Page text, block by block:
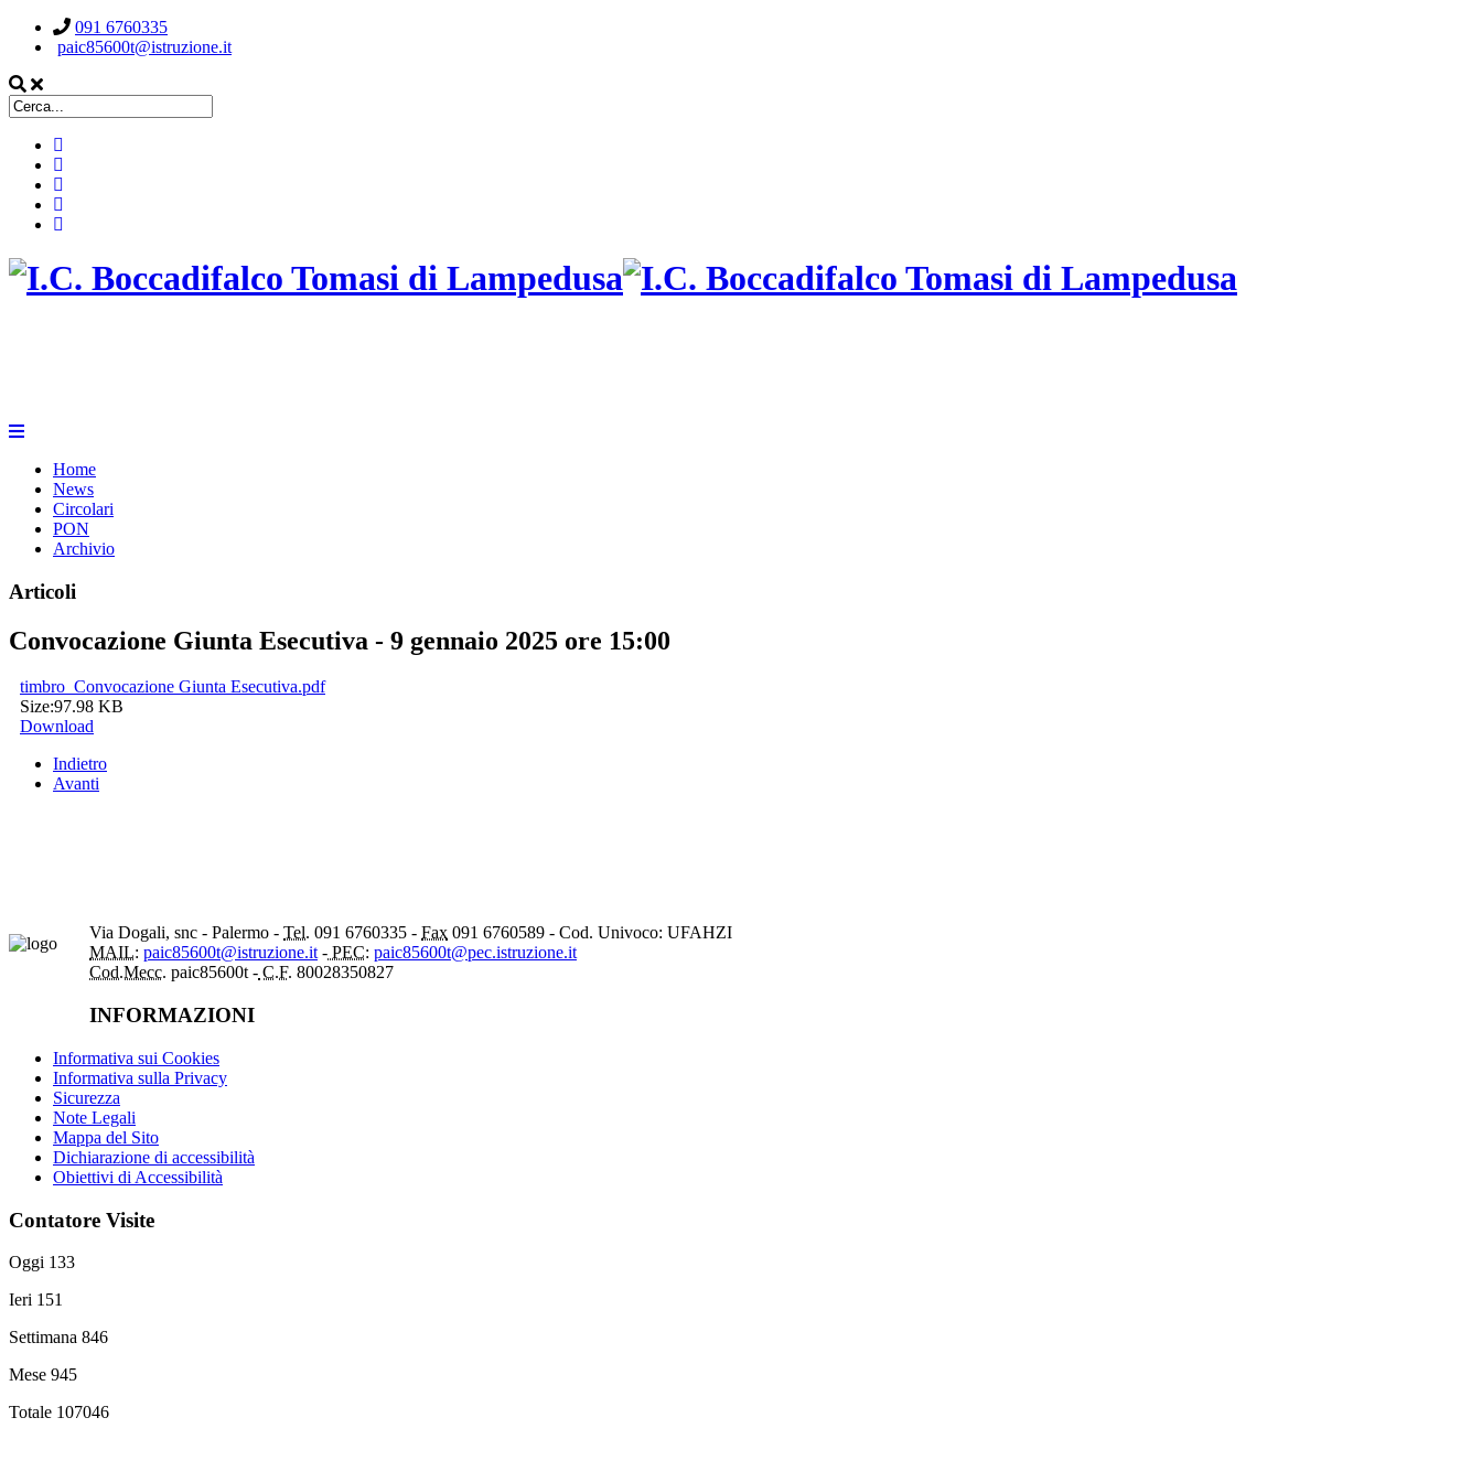
091 6760335
paic85600t@istruzione.it
Home
News
Circolari
PON
Archivio
Articoli
Convocazione Giunta Esecutiva - 9 gennaio 2025 ore 15:00
timbro_Convocazione Giunta Esecutiva.pdf
Size:97.98 KB
Download
Indietro
Avanti
Via Dogali, snc - Palermo - Tel. 091 6760335 - Fax 091 6760589 - Cod. Univoco: UFAHZI
MAIL: paic85600t@istruzione.it- PEC: paic85600t@pec.istruzione.it
Cod.Mecc. paic85600t - C.F. 80028350827
INFORMAZIONI
Informativa sui Cookies
Informativa sulla Privacy
Sicurezza
Note Legali
Mappa del Sito
Dichiarazione di accessibilità
Obiettivi di Accessibilità
Contatore Visite
Oggi 133
Ieri 151
Settimana 846
Mese 945
Totale 107046